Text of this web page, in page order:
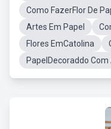
Como FazerFlor De
Artes Em Papel
Flores EmCatolina
PapelDecoraddo Com